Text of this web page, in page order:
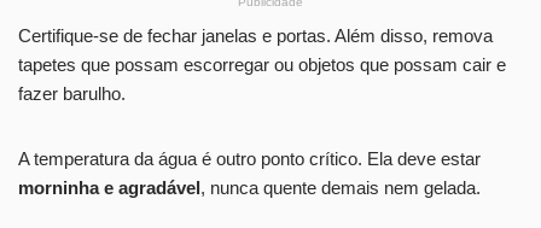
Certifique-se de fechar janelas e portas. Além disso, remova
tapetes que possam escorregar ou objetos que possam cair e
fazer barulho.
A temperatura da água é outro ponto crítico. Ela deve estar
morninha e agradável, nunca quente demais nem gelada.